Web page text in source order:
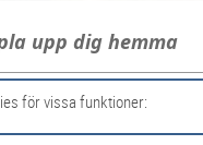
upp dig hemma
för vissa funktioner: